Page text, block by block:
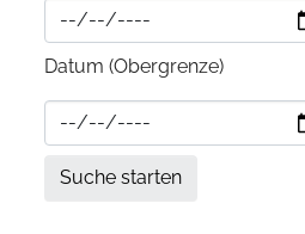
Datum (Obergrenze)